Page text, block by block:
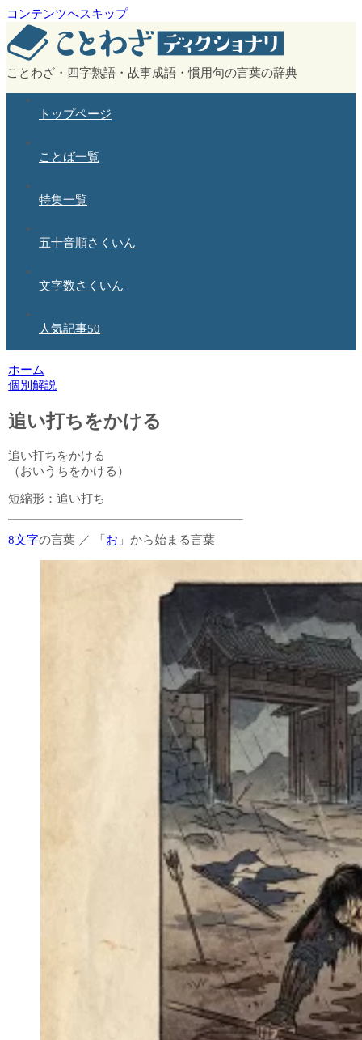
コンテンツへスキップ
ことわざ・四字熟語・故事成語・慣用句の言葉の辞典
トップページ
ことば一覧
特集一覧
五十音順さくいん
文字数さくいん
人気記事50
ホーム
個別解説
追い打ちをかける
追い打ちをかける
（おいうちをかける）
短縮形：追い打ち
8文字の言葉 ／ 「 お 」から始まる言葉